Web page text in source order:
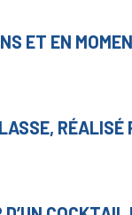
ET EN
RÉALISÉ